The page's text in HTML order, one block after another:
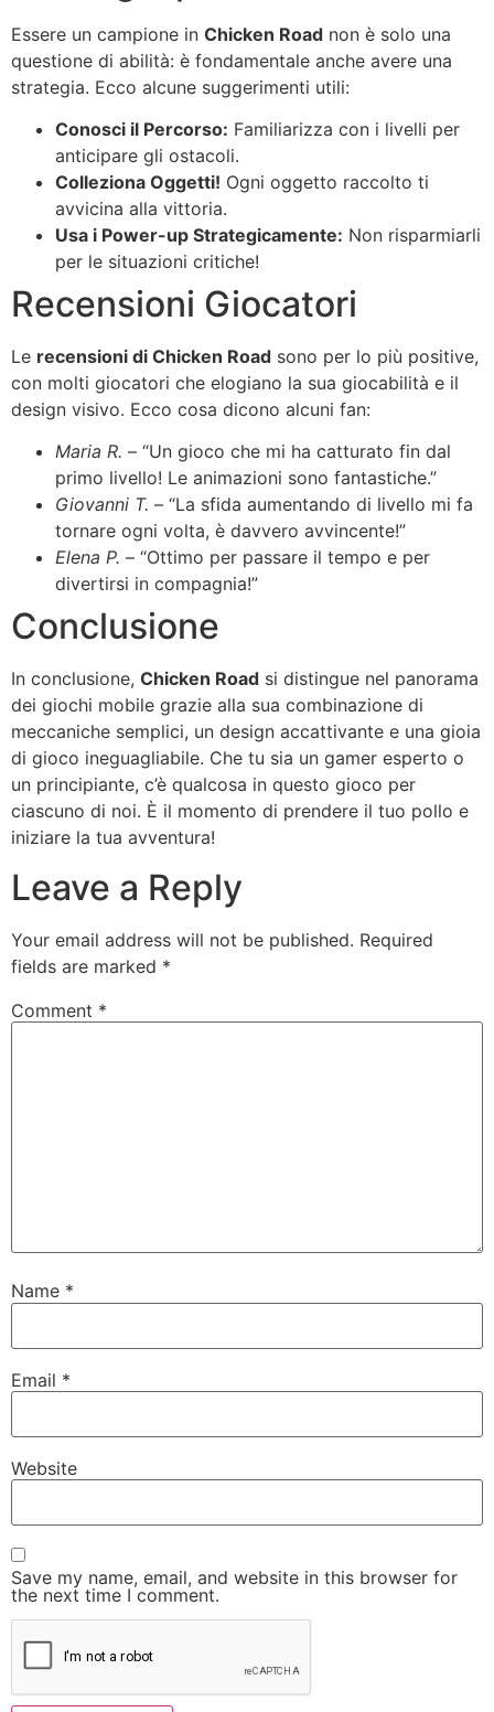
Essere un campione in Chicken Road non è solo una
questione di abilità: è fondamentale anche avere una
strategia. Ecco alcune suggerimenti utili:
Conosci il Percorso: Familiarizza con i livelli per
anticipare gli ostacoli.
Colleziona Oggetti! Ogni oggetto raccolto ti
avvicina alla vittoria.
Usa i Power-up Strategicamente: Non risparmiarli
per le situazioni critiche!
Recensioni Giocatori
Le recensioni di Chicken Road sono per lo più positive,
con molti giocatori che elogiano la sua giocabilità e il
design visivo. Ecco cosa dicono alcuni fan:
Maria R. – “Un gioco che mi ha catturato fin dal
primo livello! Le animazioni sono fantastiche.”
Giovanni T. – “La sfida aumentando di livello mi fa
tornare ogni volta, è davvero avvincente!”
Elena P. – “Ottimo per passare il tempo e per
divertirsi in compagnia!”
Conclusione
In conclusione, Chicken Road si distingue nel panorama
dei giochi mobile grazie alla sua combinazione di
meccaniche semplici, un design accattivante e una gioia
di gioco ineguagliabile. Che tu sia un gamer esperto o
un principiante, c’è qualcosa in questo gioco per
ciascuno di noi. È il momento di prendere il tuo pollo e
iniziare la tua avventura!
Leave a Reply
Your email address will not be published. Required
fields are marked *
Comment *
Name *
Email *
Website
Save my name, email, and website in this browser for
the next time I comment.